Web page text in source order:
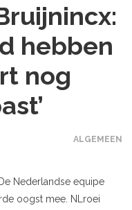
hebben
nog
ALGEMEEN
Nederlandse equipe
oogst mee. NLroei